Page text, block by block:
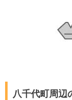
八千代町周辺